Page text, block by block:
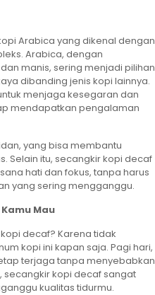
Arabica yang dikenal dengan
Arabica, dengan
manis, sering menjadi pilihan
dibanding jenis kopi lainnya.
menjaga kesegaran dan
mendapatkan pengalaman
yang bisa membantu
Selain itu, secangkir kopi decaf
hati dan fokus, tanpa harus
yang sering mengganggu.
Mau
decaf? Karena tidak
kopi ini kapan saja. Pagi hari,
terjaga tanpa menyebabkan
secangkir kopi decaf sangat
kualitas tidurmu.